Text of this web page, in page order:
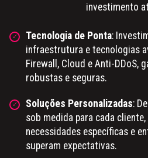
investimento
Tecnologia de Ponta:
infraestrutura e tecnologias
Firewall, Cloud e Anti-DDoS,
robustas e seguras.
Soluções Personalizadas:
sob medida para cada
necessidades específicas e
superam expectativas.